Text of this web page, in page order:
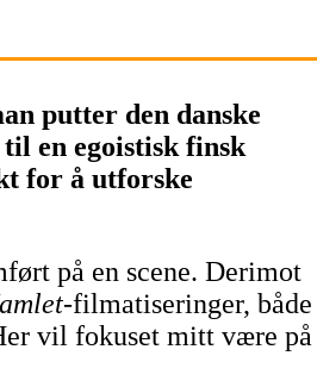
putter den danske
en egoistisk finsk
for å utforske
på en scene. Derimot
filmatiseringer, både
vil fokuset mitt være på